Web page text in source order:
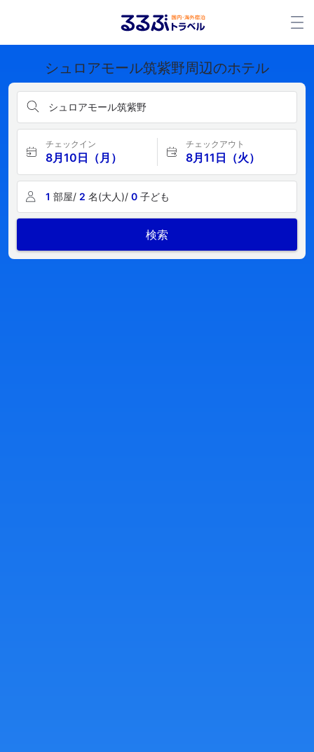
シュロアモール筑紫野周辺のホテル
シュロアモール筑紫野
チェックイン
8月10日（月）
チェックアウト
8月11日（火）
1 部屋/ 2 名(大人)/ 0 子ども
検索